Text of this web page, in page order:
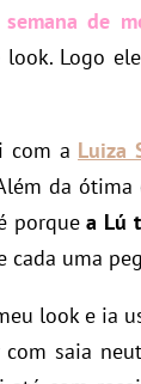
semana de
Logo
com a Luiza
da
porquea Lú
cada uma
look e ia
saia